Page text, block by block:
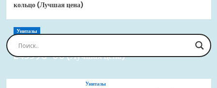
кольцо (Лучшая цена)
Унитазы
Сиденье для унитаза Jacob Delafon Brive
E4359G-00 (Лучшая цена)
Унитазы